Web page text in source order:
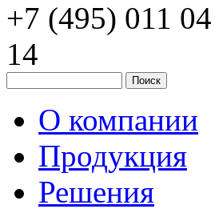
+7 (495) 011 04
14
О компании
Продукция
Решения